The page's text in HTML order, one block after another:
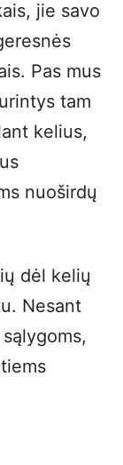
jie savo
Pas mus
tam
kelius,
nuoširdų
dėl kelių
Nesant